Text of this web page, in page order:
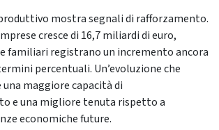
mostra segnali di rafforzamento.
cresce di 16,7 miliardi di euro,
familiari registrano un incremento ancora
percentuali. Un’evoluzione che
maggiore capacità di
e una migliore tenuta rispetto a
economiche future.